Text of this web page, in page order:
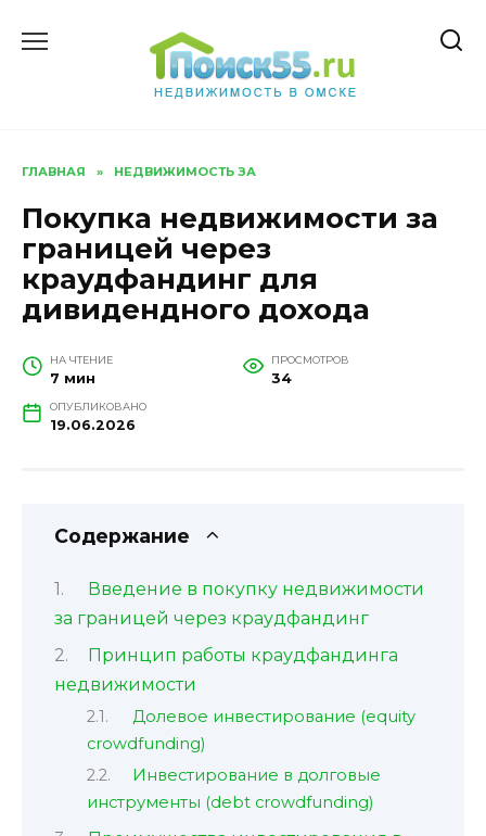
ГЛАВНАЯ » НЕДВИЖИМОСТЬ ЗА
Покупка недвижимости за
границей через
краудфандинг для
дивидендного дохода
НА ЧТЕНИЕ
7 мин
ПРОСМОТРОВ
34
ОПУБЛИКОВАНО
19.06.2026
Содержание
Введение в покупку недвижимости
за границей через краудфандинг
Принцип работы краудфандинга
недвижимости
Долевое инвестирование (equity
crowdfunding)
Инвестирование в долговые
инструменты (debt crowdfunding)